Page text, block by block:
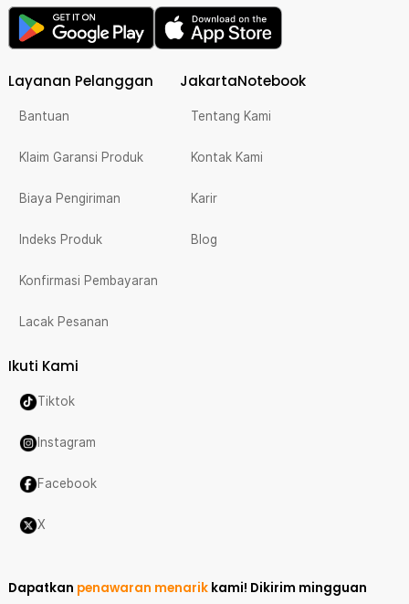
Layanan Pelanggan
Bantuan
Klaim Garansi Produk
Biaya Pengiriman
Indeks Produk
Konfirmasi Pembayaran
Lacak Pesanan
JakartaNotebook
Tentang Kami
Kontak Kami
Karir
Blog
Ikuti Kami
Tiktok
Instagram
Facebook
X
Dapatkan penawaran menarik kami! Dikirim mingguan